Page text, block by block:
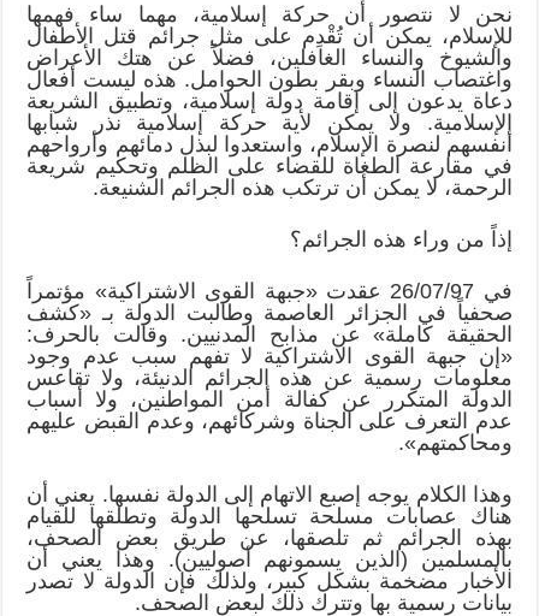
نحن لا نتصور أن حركة إسلامية، مهما ساء فهمها
للإسلام، يمكن أن تُقْدِم على مثل جرائم قتل الأطفال
والشيوخ والنساء الغافلين، فضلاً عن هتك الأعراض
واغتصاب النساء وبقر بطون الحوامل. هذه ليست أفعال
دعاة يدعون إلى إقامة دولة إسلامية، وتطبيق الشريعة
الإسلامية. ولا يمكن لأية حركة إسلامية نذر شبابها
أنفسهم لنصرة الإسلام، واستعدوا لبذل دمائهم وأرواحهم
في مقارعة الطغاة للقضاء على الظلم وتحكيم شريعة
الرحمة، لا يمكن أن ترتكب هذه الجرائم الشنيعة.
إذاً من وراء هذه الجرائم؟
في 26/07/97 عقدت «جبهة القوى الاشتراكية» مؤتمراً
صحفياً في الجزائر العاصمة وطالبت الدولة بـ «كشف
الحقيقة كاملة» عن مذابح المدنيين. وقالت بالحرف:
«إن جبهة القوى الاشتراكية لا تفهم سبب عدم وجود
معلومات رسمية عن هذه الجرائم الدنيئة، ولا تقاعس
الدولة المتكرر عن كفالة أمن المواطنين، ولا أسباب
عدم التعرف على الجناة وشركائهم، وعدم القبض عليهم
ومحاكمتهم».
وهذا الكلام يوجه إصبع الاتهام إلى الدولة نفسها. يعني أن
هناك عصابات مسلحة تسلحها الدولة وتطلقها للقيام
بهذه الجرائم ثم تلصقها، عن طريق بعض الصحف،
بالمسلمين (الذين يسمونهم أصوليين). وهذا يعني أن
الأخبار مضخمة بشكل كبير، ولذلك فإن الدولة لا تصدر
بيانات رسمية بها وتترك ذلك لبعض الصحف.